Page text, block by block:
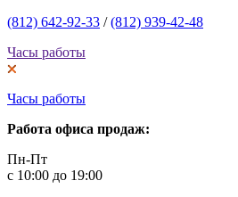
(812) 642-92-33 /(812) 939-42-48
Часы работы
Часы работы
Работа офиса продаж:
Пн-Пт
с 10:00 до 19:00